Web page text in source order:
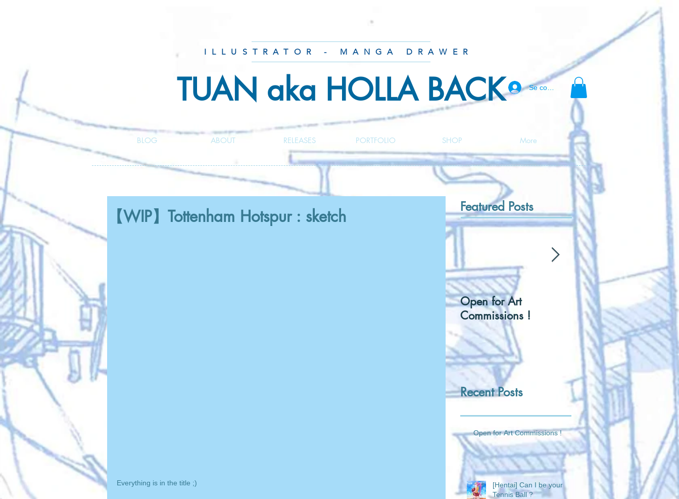
ILLUSTRATOR - MANGA DRAWER
TUAN aka HOLLA BACK Se connecter
BLOG ABOUT RELEASES PORTFOLIO SHOP More
【WIP】Tottenham Hotspur : sketch
Everything is in the title ;)
Featured Posts
Open for Art
Commissions !
[Hentai] Can I be
Tennis Ball ?
Recent Posts
Open for Art Commissions !
[Hentai] Can I be your
Tennis Ball ?